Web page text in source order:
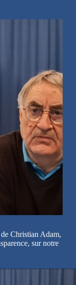
Christian Adam,
sur notre